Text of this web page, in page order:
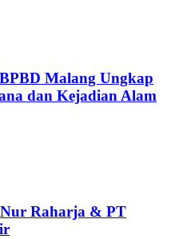
Malang Ungkap
dan Kejadian Alam
Raharja & PT